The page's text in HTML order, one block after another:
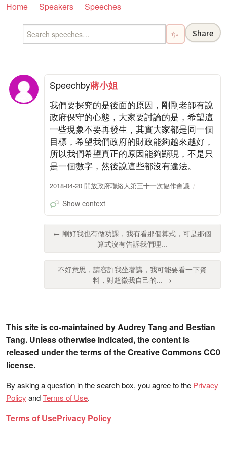
Home Speakers Speeches
✨ Share
Speechby蔣小姐
我們要探究的是後面的原因，剛剛老師有說
政府保守的心態，大家要討論的是，希望這
一些現象不要再發生，其實大家都是同一個
目標，希望我們政府的財政能夠越來越好，
所以我們希望真正的原因能夠顯現，不是只
是一個數字，然後說這些都沒有違法。
2018-04-20 開放政府聯絡人第三十一次協作會議
Show context
← 剛好我也有做功課，我有看那個算式，可是那個
算式沒有告訴我們理...
不好意思，請容許我坐著講，我可能要看一下資
料，對超徵我自己的... →
This site is co-maintained by Audrey Tang and Bestian
Tang. Unless otherwise indicated, the content is
released under the terms of the Creative Commons CC0
license.
By asking a question in the search box, you agree to the Privacy
Policy andTerms of Use.
Terms of UsePrivacy Policy